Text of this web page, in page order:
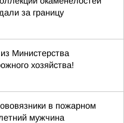
за границу
Министерства
хозяйства!
в пожарном
мужчина